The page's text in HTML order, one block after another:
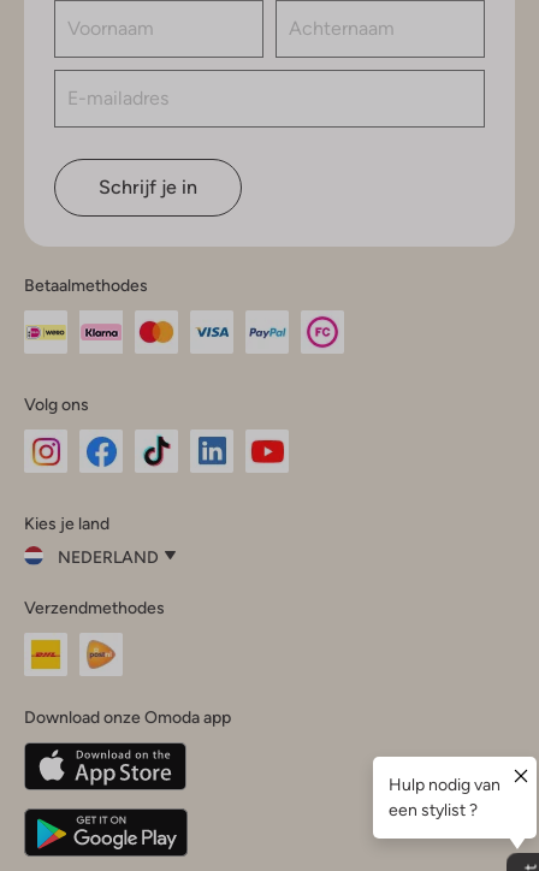
Schrijf je in
Betaalmethodes
Volg ons
InstagramFacebook
Kies je land
NEDERLAND
je
land
Nederland
Belgique(Français)
Deutschland
Verzendmethodes
Download onze Omoda app